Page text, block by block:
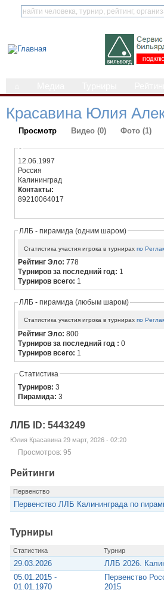
Красавина Юлия
Просмотр Видео (0) Фото (1)
-
12.06.1997
Россия
Калининград
Контакты:
89210064017
ЛЛБ - пирамида (одним шаром)
Статистика участия игрока в турнирахпо
Рейтинг Эло:778
Турниров за последний год: 1
Турниров всего: 1
ЛЛБ - пирамида (любым шаром)
Статистика участия игрока в турнирахпо
Рейтинг Эло:800
Турниров за последний год :0
Турниров всего: 1
Статистика
Турниров:3
Пирамида:3
ЛЛБ ID: 5443249
Юлия Красавина 29 март, 2026 - 02:20
Просмотров: 95
Рейтинги
Первенство
Первенство ЛЛБ Калининграда по
Турниры
Статистика Турнир
29.03.2026
ЛЛБ 2026.
05.01.2015 -
01.01.1970
Первенство
2015